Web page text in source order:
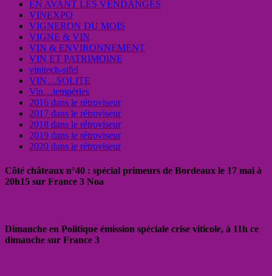
EN AVANT LES VENDANGES
VINEXPO
VIGNERON DU MOIS
VIGNE & VIN
VIN & ENVIRONNEMENT
VIN ET PATRIMOINE
vinitech-sifel
VIN…SOLITE
Vin…tempéries
2016 dans le rétroviseur
2017 dans le rétroviseur
2018 dans le rétroviseur
2019 dans le rétroviseur
2020 dans le rétroviseur
Côté châteaux n°40 : spécial primeurs de Bordeaux le 17 mai à
20h15 sur France 3 Noa
Dimanche en Politique émission spéciale crise viticole, à 11h ce
dimanche sur France 3